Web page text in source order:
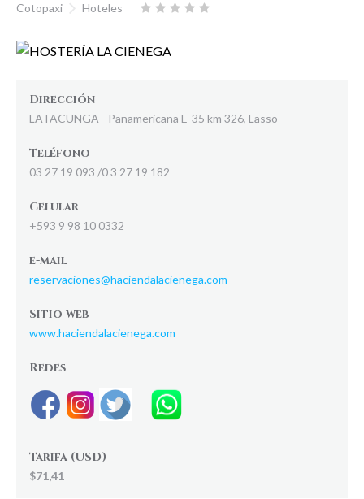
Cotopaxi Hoteles
Dirección
LATACUNGA - Panamericana E-35 km 326, Lasso
Teléfono
03 27 19 093 /0 3 27 19 182
Celular
+593 9 98 10 0332
e-mail
reservaciones@haciendalacienega.com
Sitio web
www.haciendalacienega.com
Redes
Tarifa (USD)
$71,41